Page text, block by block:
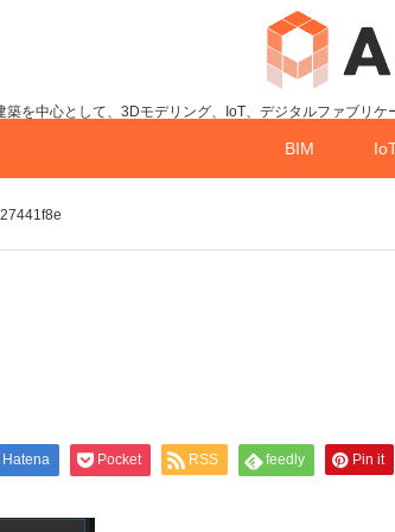
築を中心として、3Dモデリング、IoT、デジタルファブリ
BIM
Hatena Pocket RSS feedly Pin it